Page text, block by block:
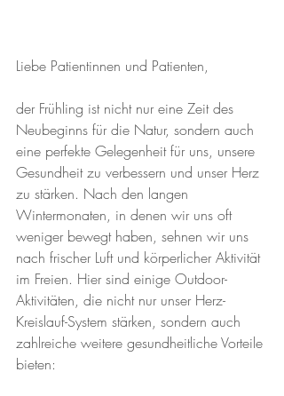
Liebe Patientinnen und Patienten,
der Frühling ist nicht nur eine Zeit des
Neubeginns für die Natur, sondern auch
eine perfekte Gelegenheit für uns, unsere
Gesundheit zu verbessern und unser Herz
zu stärken. Nach den langen
Wintermonaten, in denen wir uns oft
weniger bewegt haben, sehnen wir uns
nach frischer Luft und körperlicher Aktivität
im Freien. Hier sind einige Outdoor-
Aktivitäten, die nicht nur unser Herz-
Kreislauf-System stärken, sondern auch
zahlreiche weitere gesundheitliche Vorteile
bieten: